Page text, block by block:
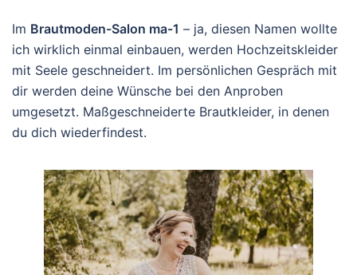
Im Brautmoden-Salon ma-1 – ja, diesen Namen wollte
ich wirklich einmal einbauen, werden Hochzeitskleider
mit Seele geschneidert. Im persönlichen Gespräch mit
dir werden deine Wünsche bei den Anproben
umgesetzt. Maßgeschneiderte Brautkleider, in denen
du dich wiederfindest.